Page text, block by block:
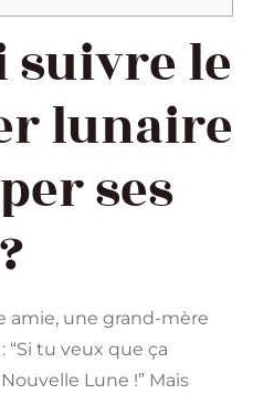
suivre le
lunaire
ses
amie, une grand-mère
tu veux que ça
Lune !” Mais